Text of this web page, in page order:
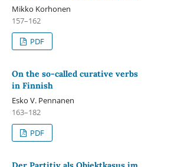
Mikko Korhonen
157–162
PDF
On the so-called curative verbs
in Finnish
Esko V. Pennanen
163–182
PDF